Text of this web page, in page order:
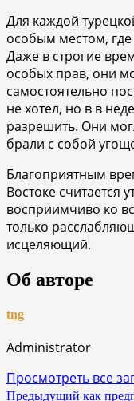
Для каждой
особым местом,
Даже в строгие
особых прав, они
самостоятельно
не хотел, но в в
разрешить. Они
брали с собой
Благоприятным
Востоке считается
восприимчиво ко
только
исцеляющий.
Об авторе
tng
Administrator
Просмотреть все
Навигация
Предыдущий как